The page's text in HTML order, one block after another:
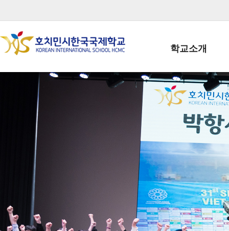
학교소개
학교장인사말
학생회장인사말
학교상징
학교 CI
교직원현황
학생현황
위치/전화
전경사진